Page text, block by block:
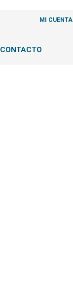
MI CUENTA
CONTACTO